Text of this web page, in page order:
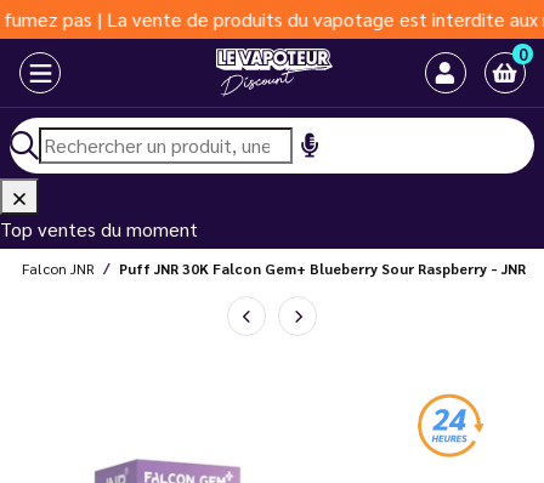
| La vente de produits du vapotage est interdite aux
0
Top ventes du moment
Falcon JNR Puff JNR 30K Falcon Gem+ Blueberry Sour Raspberry - JNR